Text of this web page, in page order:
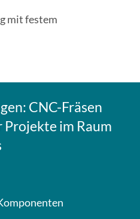
mit festem
CNC-Fräsen
im Raum